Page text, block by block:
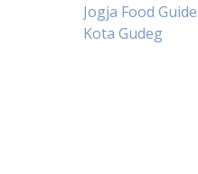
Post
Jogja Food
Kota Gudeg